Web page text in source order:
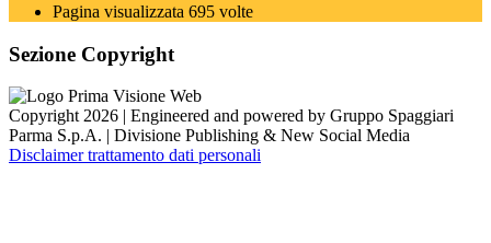
Pagina visualizzata 695 volte
Sezione Copyright
Copyright 2026 | Engineered and powered by Gruppo Spaggiari
Parma S.p.A. | Divisione Publishing & New Social Media
Disclaimer trattamento dati personali